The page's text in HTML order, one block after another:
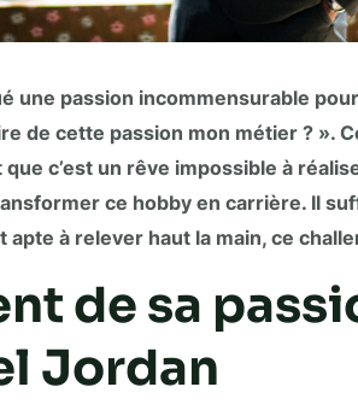
une passion incommensurable
de cette passion mon métier ? ».
que c’est un rêve impossible à
ce hobby en carrière. Il
à relever haut la main, ce
de sa
Jordan